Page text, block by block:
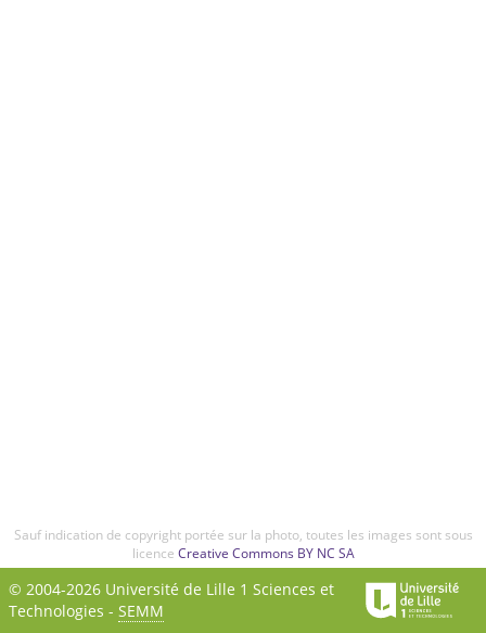
Sauf indication de copyright portée sur la photo, toutes les images sont sous
licence Creative Commons BY NC SA
© 2004-2026 Université de Lille 1 Sciences et
Technologies - SEMM